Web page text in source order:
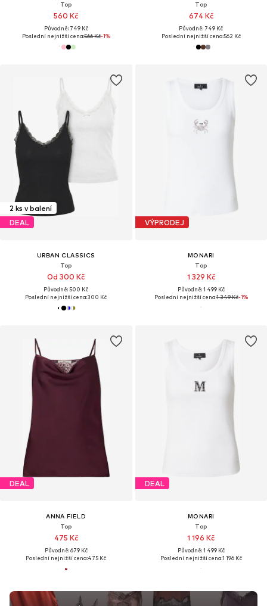
Top
560 Kč
Původně: 749 Kč
Poslední nejnižší cena:566 Kč-1%
Top
674 Kč
Původně: 749 Kč
Poslední nejnižší cena:562 Kč
2 ks v balení
DEAL
URBAN CLASSICS
Top
Od 300 Kč
Původně: 500 Kč
Poslední nejnižší cena:300 Kč
VÝPRODEJ
MONARI
Top
1 329 Kč
Původně: 1 499 Kč
Poslední nejnižší cena:1 349 Kč-1%
DEAL
ANNA FIELD
Top
475 Kč
Původně: 679 Kč
Poslední nejnižší cena:475 Kč
DEAL
MONARI
Top
1 196 Kč
Původně: 1 499 Kč
Poslední nejnižší cena:1 196 Kč